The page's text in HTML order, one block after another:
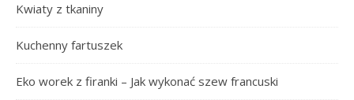
Kwiaty z tkaniny
Kuchenny fartuszek
Eko worek z firanki – Jak wykonać szew francuski